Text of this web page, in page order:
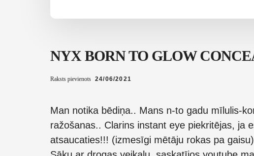
NYX BORN TO GLOW
Raksts pievienots 24/06/2021
Man notika bēdiņa.. Mans n-to gadu mīlulis-
ražošanas.. Clarins instant eye piekritējas, ja
atsaucaties!!! (izmesīgi mētāju rokas pa